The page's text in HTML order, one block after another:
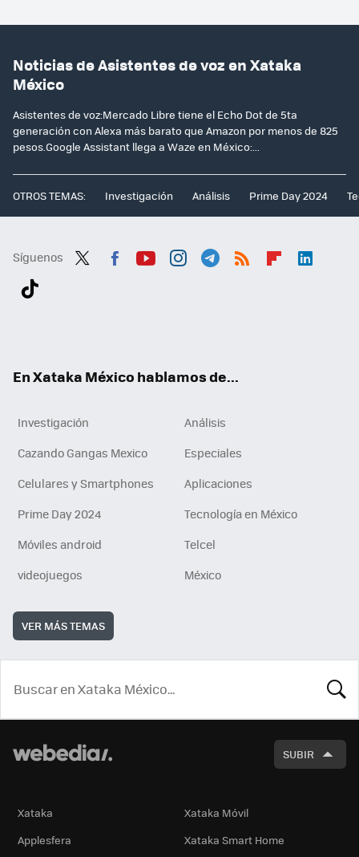
Noticias de Asistentes de voz en Xataka
México
Asistentes de voz:Mercado Libre tiene el Echo Dot de 5ta
generación con Alexa más barato que Amazon por menos de 825
pesos.Google Assistant llega a Waze en México:...
OTROS TEMAS: Investigación Análisis Prime Day 2024
Síguenos
En Xataka México hablamos de...
Investigación
Análisis
Cazando Gangas Mexico
Especiales
Celulares y Smartphones
Aplicaciones
Prime Day 2024
Tecnología en México
Móviles android
Telcel
videojuegos
México
VER MÁS TEMAS
SUBIR
Xataka
Xataka Móvil
Applesfera
Xataka Smart Home